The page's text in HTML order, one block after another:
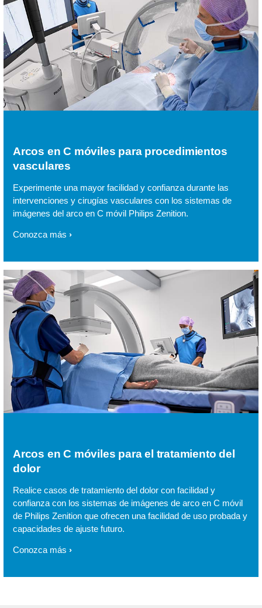
Arcos en C móviles para procedimientos
vasculares
Experimente una mayor facilidad y confianza durante las
intervenciones y cirugías vasculares con los sistemas de
imágenes del arco en C móvil Philips Zenition.
Conozca más
Arcos en C móviles para el tratamiento del
dolor
Realice casos de tratamiento del dolor con facilidad y
confianza con los sistemas de imágenes de arco en C móvil
de Philips Zenition que ofrecen una facilidad de uso probada y
capacidades de ajuste futuro.
Conozca más